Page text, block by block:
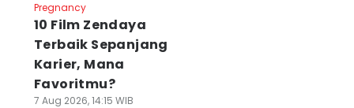
Pregnancy
10 Film Zendaya
Terbaik Sepanjang
Karier, Mana
Favoritmu?
7 Aug 2026, 14:15 WIB